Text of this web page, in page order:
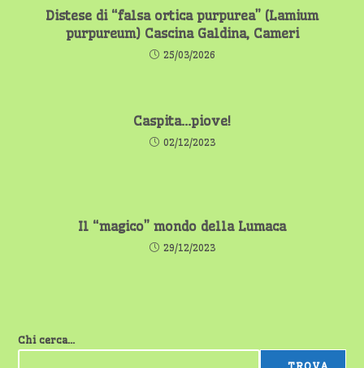
Distese di “falsa ortica purpurea” (Lamium
purpureum) Cascina Galdina, Cameri
25/03/2026
Caspita…piove!
02/12/2023
Il “magico” mondo della Lumaca
29/12/2023
Chi cerca...